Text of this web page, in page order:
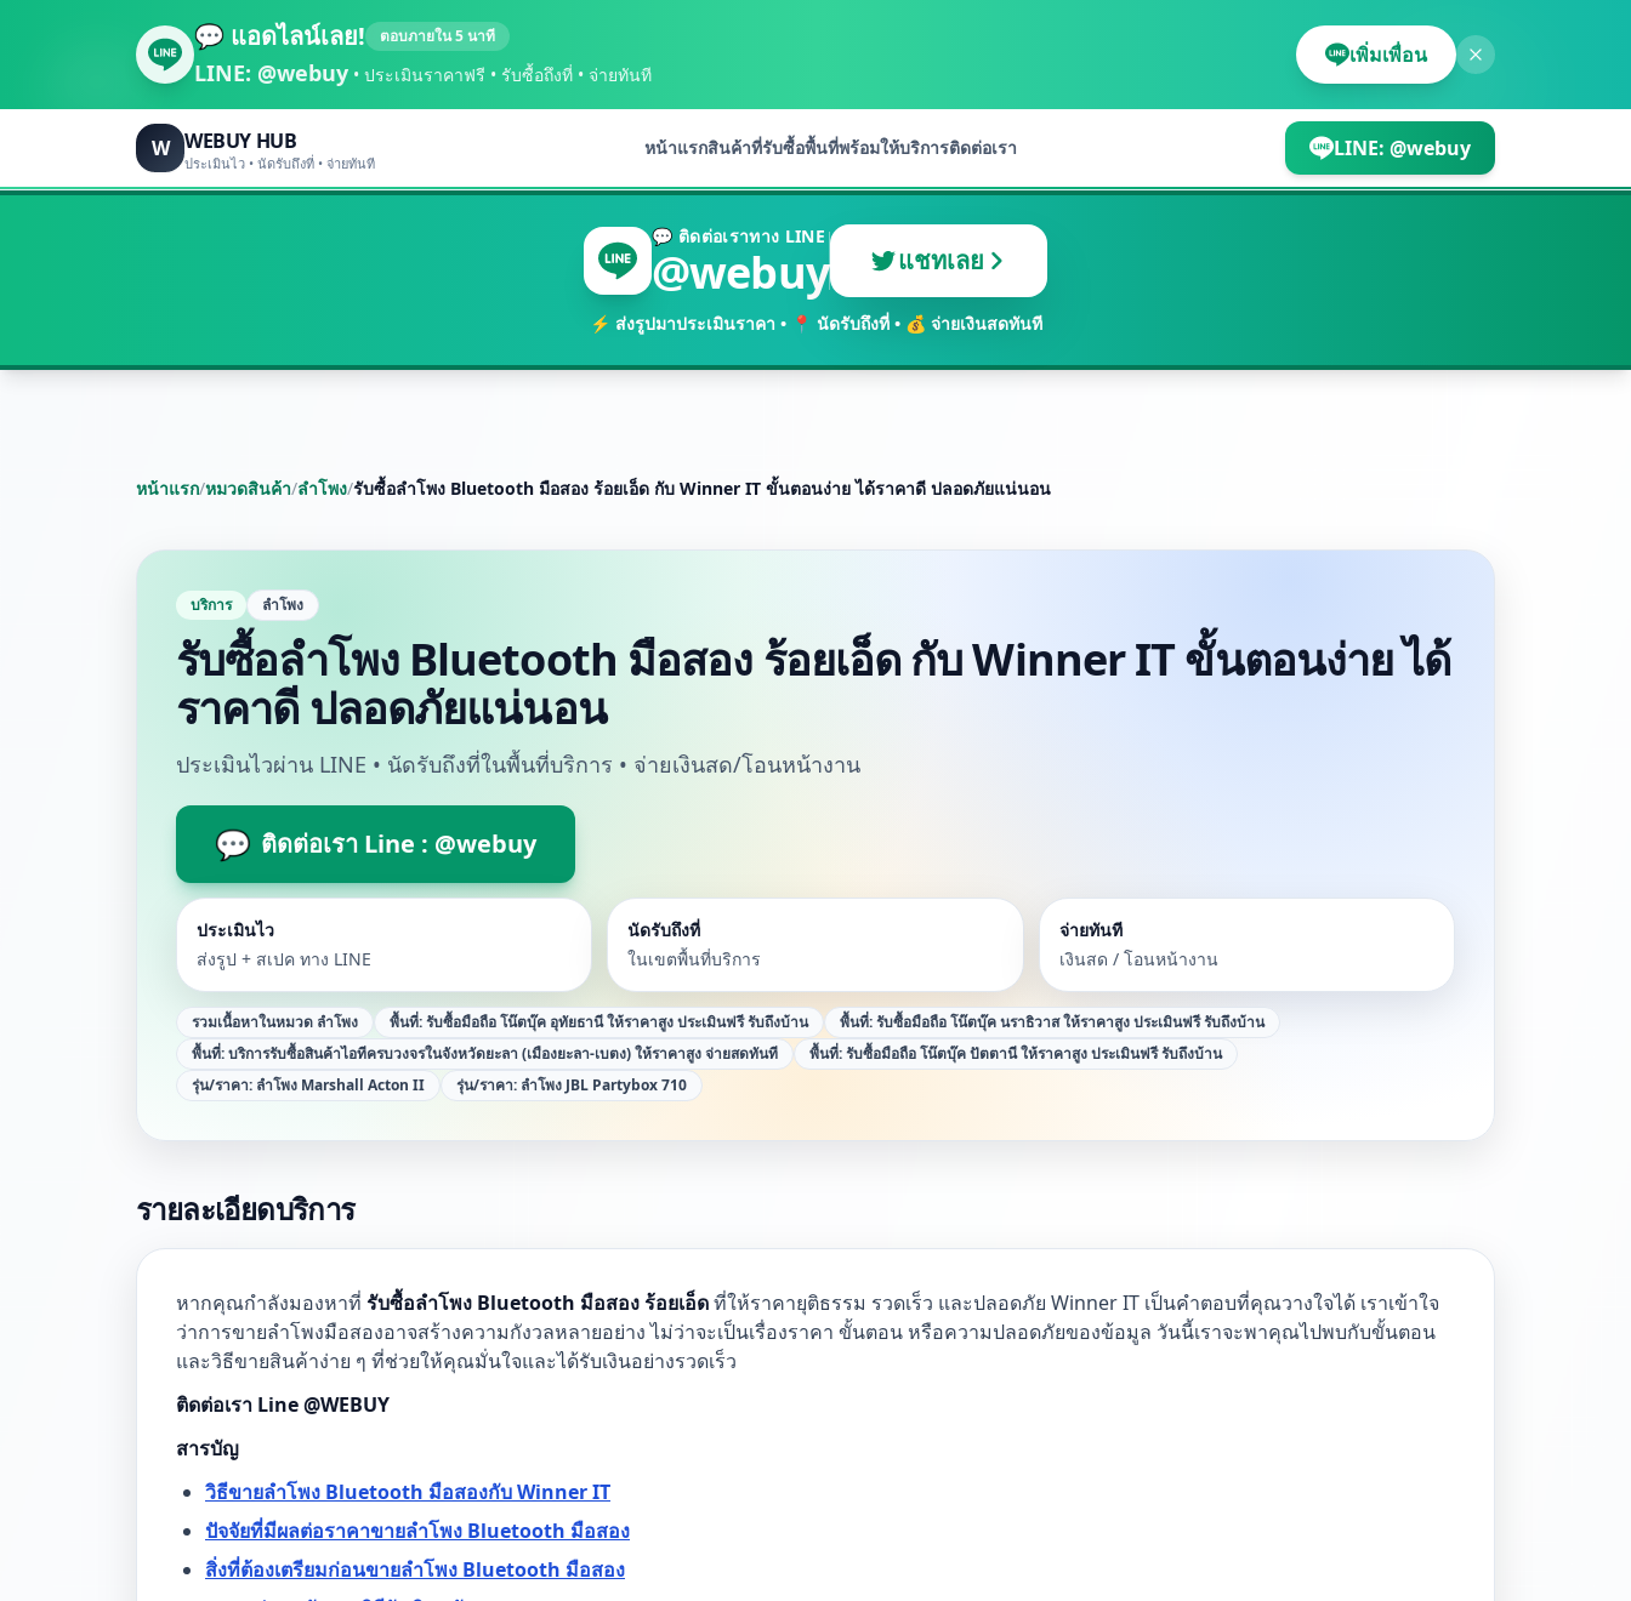
💬 แอดไลน์เลย! ตอบภายใน 5 นาที
LINE: @webuy • ประเมินราคาฟรี • รับซื้อถึงที่ • จ่ายทันที
เพิ่มเพื่อน
W WEBUY HUB
ประเมินไว • นัดรับถึงที่ • จ่ายทันที
หน้าแรกสินค้าที่รับซื้อพื้นที่พร้อมให้บริการติดต่อเรา LINE: @webuy
💬 ติดต่อเราทาง LINE
@webuy แชทเลย
⚡ ส่งรูปมาประเมินราคา • 📍 นัดรับถึงที่ • 💰 จ่ายเงินสดทันที
หน้าแรก/หมวดสินค้า/ลำโพง/รับซื้อลำโพง Bluetooth มือสอง ร้อยเอ็ด กับ Winner IT ขั้นตอนง่าย ได้ราคาดี ปลอดภัยแน่นอน
บริการ ลำโพง
รับซื้อลำโพง Bluetooth มือสอง ร้อยเอ็ด กับ Winner IT ขั้นตอนง่าย ได้
ราคาดี ปลอดภัยแน่นอน
ประเมินไวผ่าน LINE • นัดรับถึงที่ในพื้นที่บริการ • จ่ายเงินสด/โอนหน้างาน
💬 ติดต่อเรา Line : @webuy
ประเมินไว
ส่งรูป + สเปค ทาง LINE
นัดรับถึงที่
ในเขตพื้นที่บริการ
จ่ายทันที
เงินสด / โอนหน้างาน
รวมเนื้อหาในหมวด ลำโพง พื้นที่:รับซื้อมือถือ โน๊ตบุ๊ค อุทัยธานี ให้ราคาสูง ประเมินฟรี รับถึงบ้าน พื้นที่:รับซื้อมือถือ โน๊ตบุ๊ค นราธิวาส ให้ราคาสูง ประเมินฟรี รับถึงบ้าน
พื้นที่:บริการรับซื้อสินค้าไอทีครบวงจรในจังหวัดยะลา (เมืองยะลา-เบตง) ให้ราคาสูง จ่ายสดทันที พื้นที่:รับซื้อมือถือ โน๊ตบุ๊ค ปัตตานี ให้ราคาสูง ประเมินฟรี รับถึงบ้าน
รุ่น/ราคา: ลำโพง Marshall Acton II รุ่น/ราคา: ลำโพง JBL Partybox 710
รายละเอียดบริการ
หากคุณกำลังมองหาที่ รับซื้อลำโพง Bluetooth มือสอง ร้อยเอ็ดที่ให้ราคายุติธรรม รวดเร็ว และปลอดภัย Winner IT เป็นคำตอบที่คุณวางใจได้ เราเข้าใจ
ว่าการขายลำโพงมือสองอาจสร้างความกังวลหลายอย่าง ไม่ว่าจะเป็นเรื่องราคา ขั้นตอน หรือความปลอดภัยของข้อมูล วันนี้เราจะพาคุณไปพบกับขั้นตอน
และวิธีขายสินค้าง่าย ๆ ที่ช่วยให้คุณมั่นใจและได้รับเงินอย่างรวดเร็ว
ติดต่อเรา Line @WEBUY
สารบัญ
วิธีขายลำโพง Bluetooth มือสองกับ Winner IT
ปัจจัยที่มีผลต่อราคาขายลำโพง Bluetooth มือสอง
สิ่งที่ต้องเตรียมก่อนขายลำโพง Bluetooth มือสอง